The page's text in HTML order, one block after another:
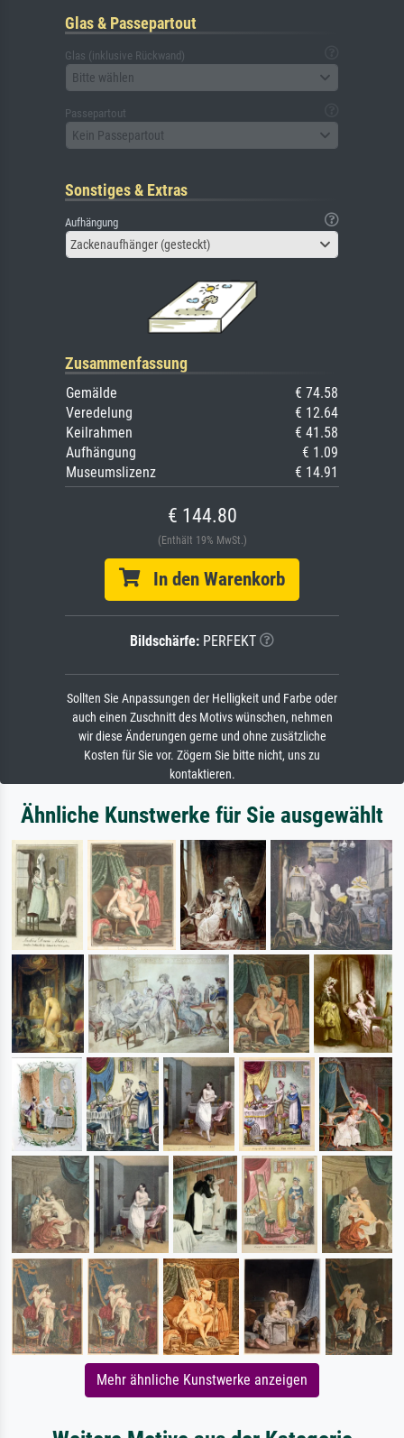
Glas & Passepartout
Glas (inklusive Rückwand)
Bitte wählen
Passepartout
Kein Passepartout
Sonstiges & Extras
Aufhängung
Zackenaufhänger (gesteckt)
Zusammenfassung
Gemälde
€ 74.58
Veredelung
€ 12.64
Keilrahmen
€ 41.58
Aufhängung
€ 1.09
Museumslizenz
€ 14.91
€ 144.80
(Enthält 19% MwSt.)
In den Warenkorb
Bildschärfe: PERFEKT
Sollten Sie Anpassungen der Helligkeit und Farbe oder
auch einen Zuschnitt des Motivs wünschen, nehmen
wir diese Änderungen gerne und ohne zusätzliche
Kosten für Sie vor. Zögern Sie bitte nicht, uns zu
kontaktieren.
Ähnliche Kunstwerke für Sie ausgewählt
Mehr ähnliche Kunstwerke anzeigen